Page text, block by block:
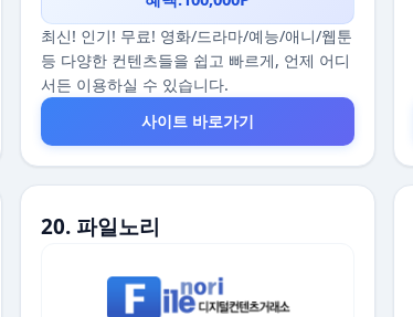
최신! 인기! 무료! 영화/드라마/예능/애니/웹툰
등 다양한 컨텐츠들을 쉽고 빠르게, 언제 어디
서든 이용하실 수 있습니다.
사이트 바로가기
20. 파일노리